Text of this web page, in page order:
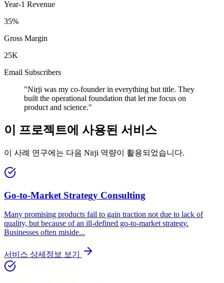
Year-1 Revenue
35%
Gross Margin
25K
Email Subscribers
"Nirji was my co-founder in everything but title. They
built the operational foundation that let me focus on
product and science."
이 프로젝트에 사용된 서비스
이 사례 연구에는 다음 Nirji 역량이 활용되었습니다.
Go-to-Market Strategy Consulting
Many promising products fail to gain traction not due to lack of
quality, but because of an ill-defined go-to-market strategy.
Businesses often miside...
서비스 상세정보 보기